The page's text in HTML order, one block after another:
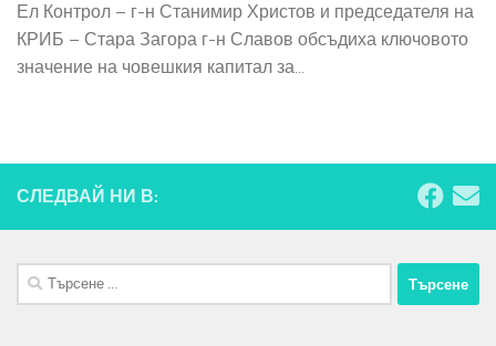
Ел Контрол – г-н Станимир Христов и председателя на
КРИБ – Стара Загора г-н Славов обсъдиха ключовото
значение на човешкия капитал за...
СЛЕДВАЙ НИ В:
Търсене
за: